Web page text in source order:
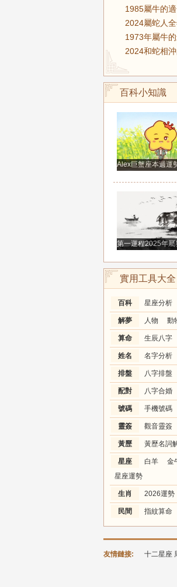
1985屬牛的
2024屬蛇人
1973年屬牛
2024和蛇相
百科小知識
Alex巨蟹座本週運
第一運程2025年
實用工具大全
百科 星座分析
解夢 人物 動
算命 生辰八字
姓名 名字分析
排盤 八字排盤
配對 八字合婚
號碼 手機號碼
靈簽 觀音靈簽
黃歷 黃歷名詞
星座 白羊 金
星座運勢
生肖 2026運勢
民間 指紋算命
友情鏈接: 十二星座